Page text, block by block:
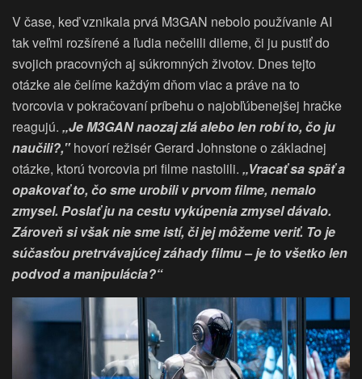
V čase, keď vznikala prvá M3GAN nebolo používanie AI
tak veľmi rozšírené a ľudia nečelili dileme, či ju pustiť do
svojich pracovných aj súkromných životov. Dnes tejto
otázke ale čelíme každým dňom viac a práve na to
tvorcovia v pokračovaní príbehu o najobľúbenejšej hračke
reagujú. „Je M3GAN naozaj zlá alebo len robí to, čo ju
naučili?,‟hovorí režisér Gerard Johnstone o základnej
otázke, ktorú tvorcovia pri filme nastolili. „Vracať sa späť a
opakovať to, čo sme urobili v prvom filme, nemalo
zmysel. Poslať ju na cestu vykúpenia zmysel dávalo.
Zároveň si však nie sme istí, či jej môžeme veriť. To je
súčasťou pretrvávajúcej záhady filmu – je to všetko len
podvod a manipulácia?“